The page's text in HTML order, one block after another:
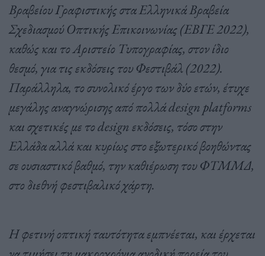
Βραβείου Γραφιστικής στα Ελληνικά Βραβεία
Σχεδιασμού Οπτικής Επικοινωνίας (ΕΒΓΕ 2022),
καθώς και το Αριστείο Τυπογραφίας, στον ίδιο
θεσμό, για τις εκδόσεις του Φεστιβάλ (2022).
Παράλληλα, το συνολικό έργο των δύο ετών, έτυχε
μεγάλης αναγνώρισης από πολλά design platforms
και σχετικές με το design εκδόσεις, τόσο στην
Ελλάδα αλλά και κυρίως στο εξωτερικό βοηθώντας
σε ουσιαστικό βαθμό, την καθιέρωση του ΦΤΜΜΔ,
στο διεθνή φεστιβαλικό χάρτη.
Η φετινή οπτική ταυτότητα εμπνέεται, και έρχεται